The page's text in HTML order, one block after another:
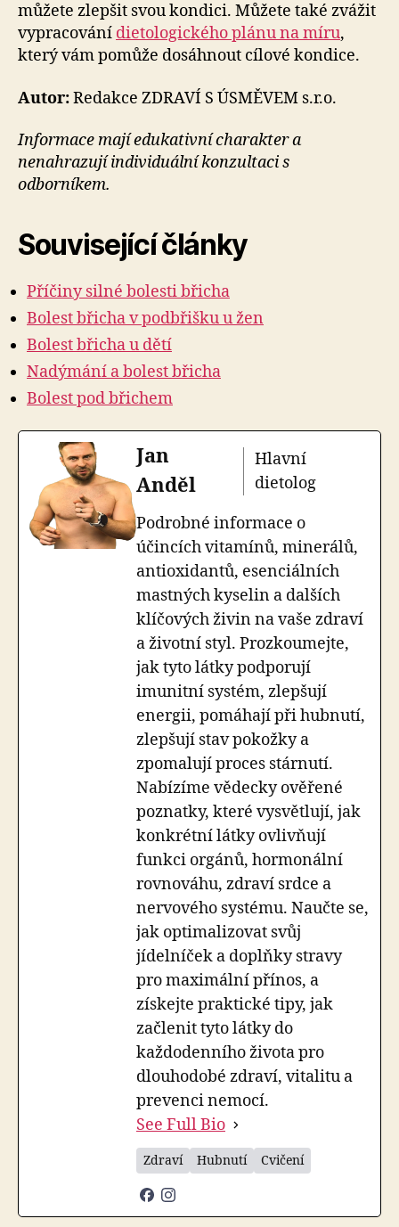
můžete zlepšit svou kondici. Můžete také zvážit
vypracování dietologického plánu na míru,
který vám pomůže dosáhnout cílové kondice.
Autor:Redakce ZDRAVÍ S ÚSMĚVEM s.r.o.
Informace mají edukativní charakter a
nenahrazují individuální konzultaci s
odborníkem.
Související články
Příčiny silné bolesti břicha
Bolest břicha v podbřišku u žen
Bolest břicha u dětí
Nadýmání a bolest břicha
Bolest pod břichem
Jan
Anděl
Hlavní
dietolog
Podrobné informace o
účincích vitamínů, minerálů,
antioxidantů, esenciálních
mastných kyselin a dalších
klíčových živin na vaše zdraví
a životní styl. Prozkoumejte,
jak tyto látky podporují
imunitní systém, zlepšují
energii, pomáhají při hubnutí,
zlepšují stav pokožky a
zpomalují proces stárnutí.
Nabízíme vědecky ověřené
poznatky, které vysvětlují, jak
konkrétní látky ovlivňují
funkci orgánů, hormonální
rovnováhu, zdraví srdce a
nervového systému. Naučte se,
jak optimalizovat svůj
jídelníček a doplňky stravy
pro maximální přínos, a
získejte praktické tipy, jak
začlenit tyto látky do
každodenního života pro
dlouhodobé zdraví, vitalitu a
prevenci nemocí.
See Full Bio
Zdraví Hubnutí Cvičení